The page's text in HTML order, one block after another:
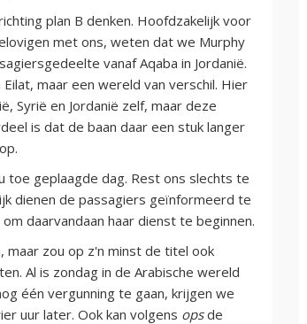
plan B denken. Hoofdzakelijk voor
met ons, weten dat we Murphy
vanaf Aqaba in Jordanië.
maar een wereld van verschil. Hier
Syrië en Jordanië zelf, maar deze
is dat de baan daar een stuk langer
toe geplaagde dag. Rest ons slechts te
dienen de passagiers geïnformeerd te
daarvandaan haar dienst te beginnen.
maar zou op z'n minst de titel ook
Al is zondag in de Arabische wereld
één vergunning te gaan, krijgen we
uur later. Ook kan volgens opsde